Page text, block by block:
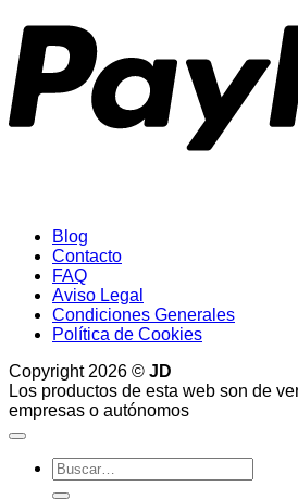
Blog
Contacto
FAQ
Aviso Legal
Condiciones Generales
Política de Cookies
Copyright 2026 © JD
Los productos de esta web son de
empresas o autónomos
Buscar
por: